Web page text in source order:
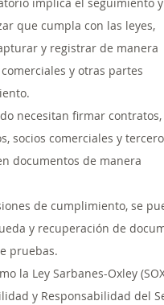
implica el seguimiento
que cumpla con las leyes,
y registrar de manera
y otras partes
necesitan firmar contratos,
socios comerciales y
documentos de manera
de cumplimiento, se
y recuperación de
pruebas.
la Ley Sarbanes-Oxley
y Responsabilidad del